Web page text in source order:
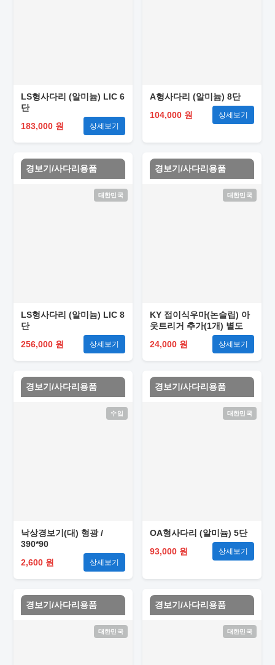
LS형사다리 (알미늄) LIC 6
단
183,000 원
상세보기
A형사다리 (알미늄) 8단
104,000 원
상세보기
경보기/사다리용품
대한민국
LS형사다리 (알미늄) LIC 8
단
256,000 원
상세보기
경보기/사다리용품
대한민국
KY 접이식우마(논슬립) 아
웃트리거 추가(1개) 별도
24,000 원
상세보기
경보기/사다리용품
수입
낙상경보기(대) 형광 /
390*90
2,600 원
상세보기
경보기/사다리용품
대한민국
OA형사다리 (알미늄) 5단
93,000 원
상세보기
경보기/사다리용품
대한민국
경보기/사다리용품
대한민국